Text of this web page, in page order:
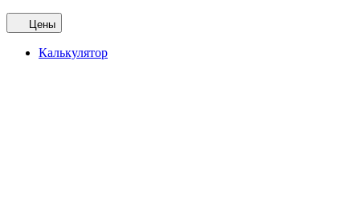
Цены
Калькулятор